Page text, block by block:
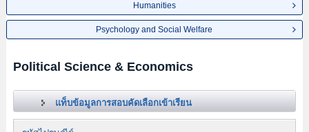
Humanities
Psychology and Social Welfare
Political Science & Economics
แท็บข้อมูลการสอบคัดเลือกเข้าเรียน